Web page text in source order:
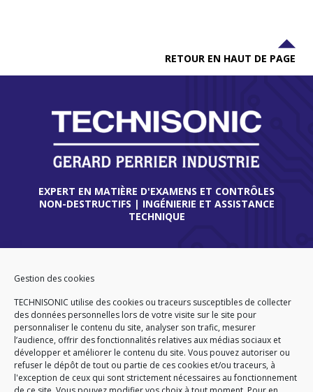
Gestion des cookies
TECHNISONIC utilise des cookies ou traceurs susceptibles de collecter
des données personnelles lors de votre visite sur le site pour
personnaliser le contenu du site, analyser son trafic, mesurer
l’audience, offrir des fonctionnalités relatives aux médias sociaux et
développer et améliorer le contenu du site. Vous pouvez autoriser ou
refuser le dépôt de tout ou partie de ces cookies et/ou traceurs, à
l'exception de ceux qui sont strictement nécessaires au fonctionnement
RETOUR EN HAUT DE PAGE
EXPERT EN MATIÈRE D'EXAMENS ET CONTRÔLES
NON-DESTRUCTIFS | INGÉNIERIE ET ASSISTANCE
TECHNIQUE
THIONVILLE
FRANCE
Tél. +33 (0)3 82 86 92 13
ACCUEIL CGA CGV PLAN DU SITE